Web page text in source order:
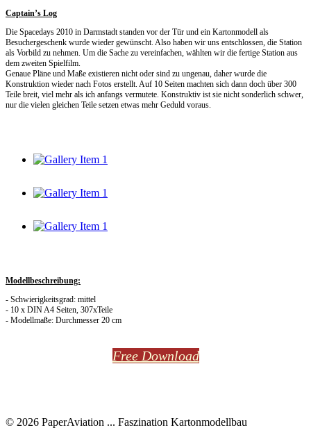
Captain’s Log
Die Spacedays 2010 in Darmstadt standen vor der Tür und ein Kartonmodell als
Besuchergeschenk wurde wieder gewünscht. Also haben wir uns entschlossen, die Station
als Vorbild zu nehmen. Um die Sache zu vereinfachen, wählten wir die fertige Station aus
dem zweiten Spielfilm.
Genaue Pläne und Maße existieren nicht oder sind zu ungenau, daher wurde die
Konstruktion wieder nach Fotos erstellt. Auf 10 Seiten machten sich dann doch über 300
Teile breit, viel mehr als ich anfangs vermutete. Konstruktiv ist sie nicht sonderlich schwer,
nur die vielen gleichen Teile setzen etwas mehr Geduld voraus.
Modellbeschreibung:
- Schwierigkeitsgrad: mittel
- 10 x DIN A4 Seiten, 307xTeile
- Modellmaße: Durchmesser 20 cm
Free Download
© 2026 PaperAviation ... Faszination Kartonmodellbau